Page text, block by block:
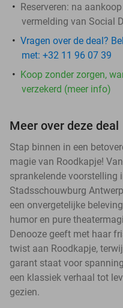
Reserveren: na
vermelding van Social
Vragen over de deal?
met: +32 11 96 07 39
Koop zonder zorgen,
verzekerd (meer info)
Meer over deze deal
Stap binnen in een
magie van Roodkapje!
sprankelende voorstelling
Stadsschouwburg
een onvergetelijke
humor en pure
Denooze geeft met haar
twist aan Roodkapje,
garant staat voor
een klassiek verhaal tot
gezien.